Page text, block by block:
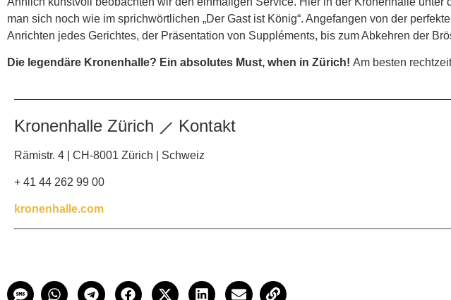
man sich noch wie im sprichwörtlichen „Der Gast ist König“. Angefangen von der
Anrichten jedes Gerichtes, der Präsentation von Suppléments, bis zum Abkehren der
Die legendäre Kronenhalle? Ein absolutes Must, when in Zürich! Am besten
Kronenhalle Zürich ⟋ Kontakt
Rämistr. 4 | CH-8001 Zürich | Schweiz
+ 41 44 262 99 00
kronenhalle.com